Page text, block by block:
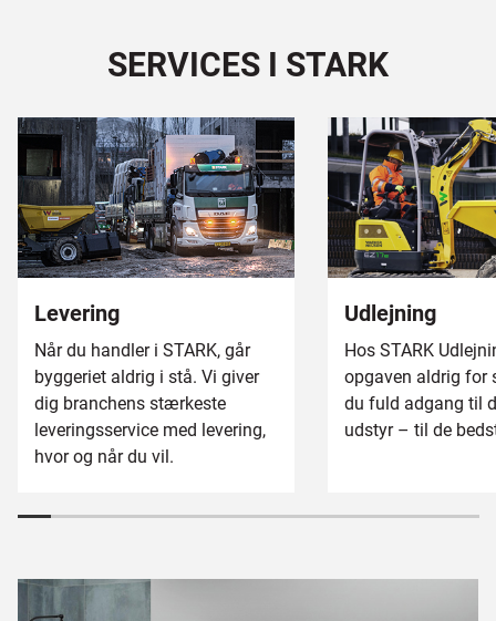
SERVICES I STARK
Levering
Når du handler i STARK, går
byggeriet aldrig i stå. Vi giver
dig branchens stærkeste
leveringsservice med levering,
hvor og når du vil.
Udlejning
Hos STARK
opgaven aldrig for
du fuld adgang til
udstyr – til de